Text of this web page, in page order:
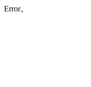
Error。